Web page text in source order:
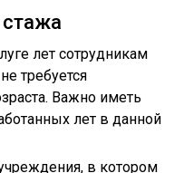
лет сотрудникам
требуется
Важно иметь
лет в данной
в котором